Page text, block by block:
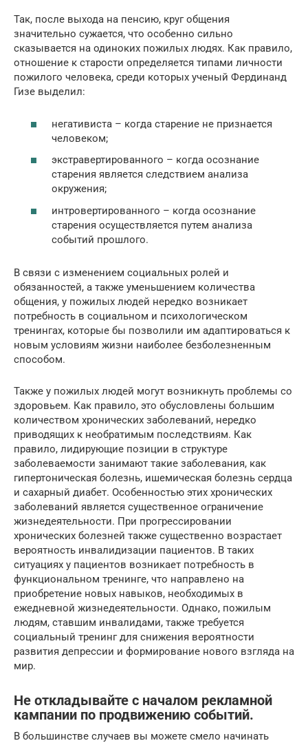
Так, после выхода на пенсию, круг общения
значительно сужается, что особенно сильно
сказывается на одиноких пожилых людях. Как правило,
отношение к старости определяется типами личности
пожилого человека, среди которых ученый Фердинанд
Гизе выделил:
негативиста – когда старение не признается
человеком;
экстравертированного – когда осознание
старения является следствием анализа
окружения;
интровертированного – когда осознание
старения осуществляется путем анализа
событий прошлого.
В связи с изменением социальных ролей и
обязанностей, а также уменьшением количества
общения, у пожилых людей нередко возникает
потребность в социальном и психологическом
тренингах, которые бы позволили им адаптироваться к
новым условиям жизни наиболее безболезненным
способом.
Также у пожилых людей могут возникнуть проблемы со
здоровьем. Как правило, это обусловлены большим
количеством хронических заболеваний, нередко
приводящих к необратимым последствиям. Как
правило, лидирующие позиции в структуре
заболеваемости занимают такие заболевания, как
гипертоническая болезнь, ишемическая болезнь сердца
и сахарный диабет. Особенностью этих хронических
заболеваний является существенное ограничение
жизнедеятельности. При прогрессировании
хронических болезней также существенно возрастает
вероятность инвалидизации пациентов. В таких
ситуациях у пациентов возникает потребность в
функциональном тренинге, что направлено на
приобретение новых навыков, необходимых в
ежедневной жизнедеятельности. Однако, пожилым
людям, ставшим инвалидами, также требуется
социальный тренинг для снижения вероятности
развития депрессии и формирование нового взгляда на
мир.
Не откладывайте с началом рекламной
кампании по продвижению событий.
В большинстве случаев вы можете смело начинать